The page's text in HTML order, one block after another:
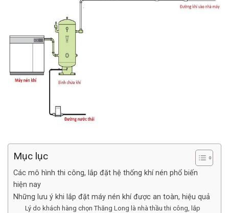
Mục lục
Các mô hình thi công, lắp đặt hệ thống khí nén phổ biến
hiện nay
Những lưu ý khi lắp đặt máy nén khí được an toàn, hiệu quả
Lý do khách hàng chọn Thăng Long là nhà thầu thi công, lắp